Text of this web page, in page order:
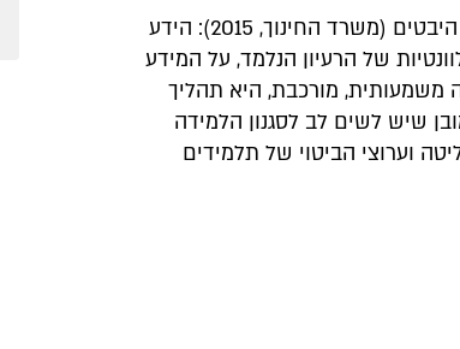
בתכנון יחידת לימוד יש לקחת בחשבון במספר היבטים (משרד החינוך, 2015): הידע
של הרעיון הנלמד, על המידע
מורכבת, היא תהליך
שיש לשים לב לסגנון הלמידה
וערוצי הביטוי של תלמידים